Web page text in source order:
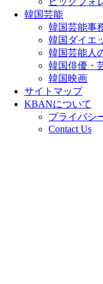
韓国芸能
韓国芸能事
韓国ダイエ
韓国芸能人
韓国俳優・
韓国映画
サイトマップ
KBANについて
プライバシ
Contact Us